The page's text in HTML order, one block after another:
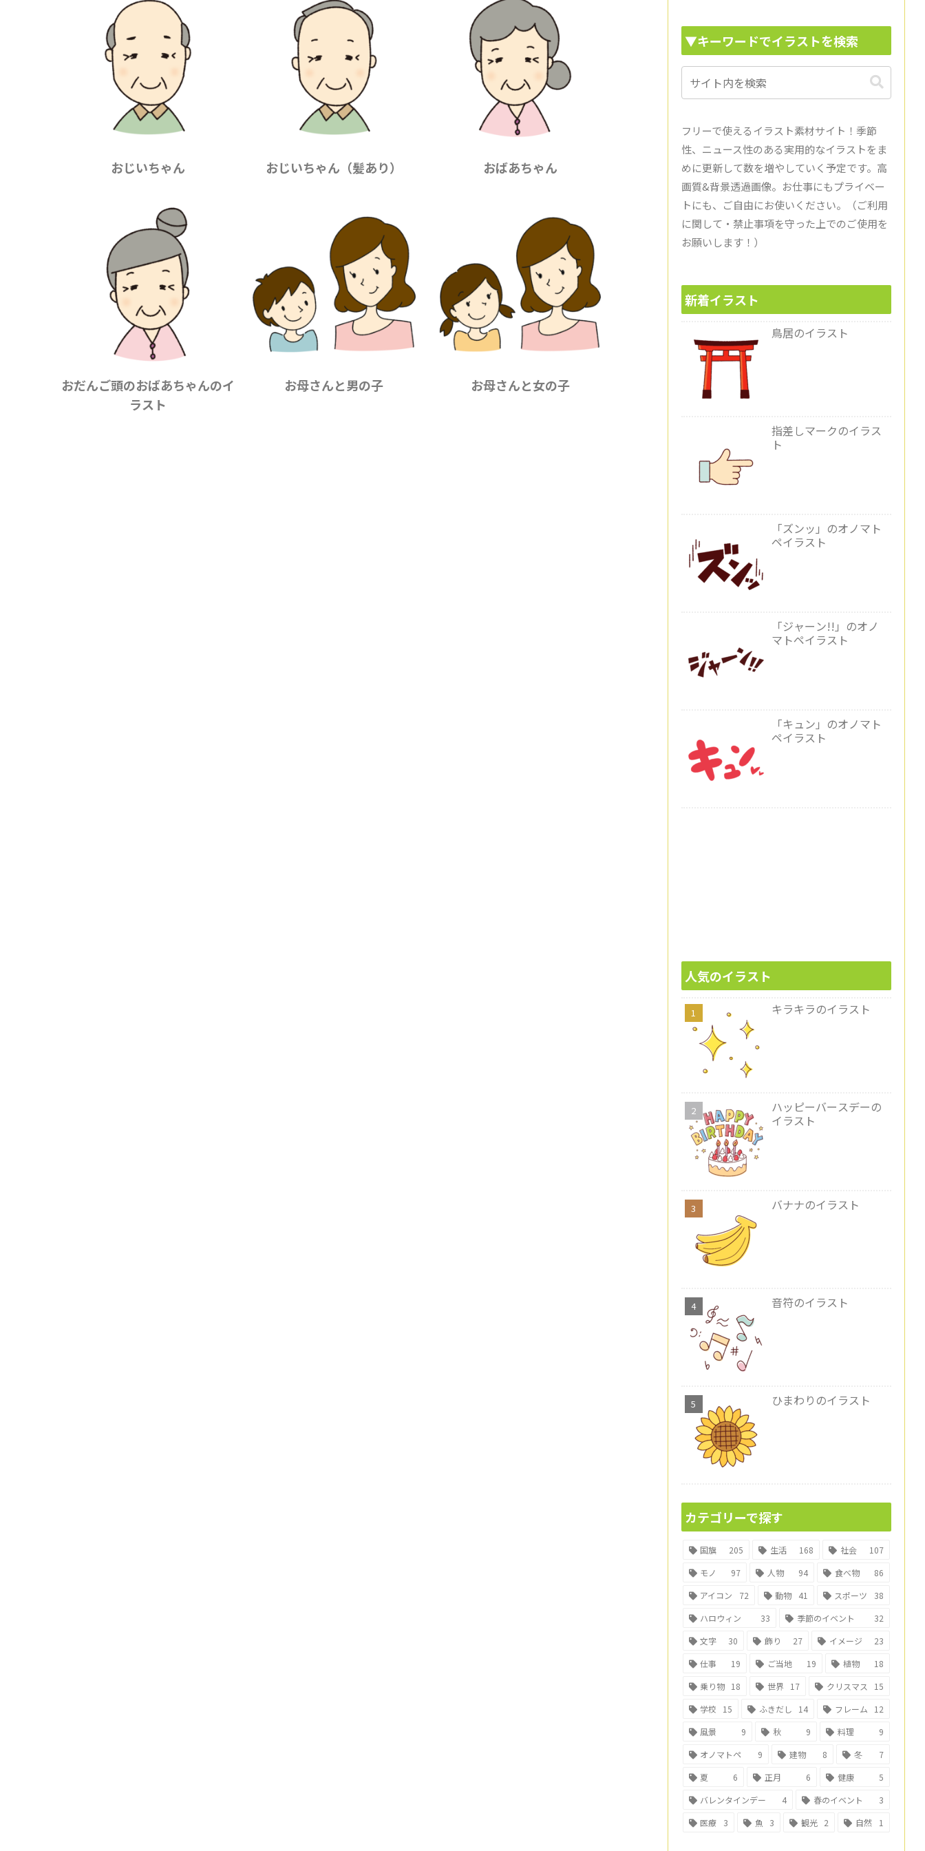
おじいちゃん おじいちゃん（髪あり） おばあちゃん
おだんご頭のおばあちゃんのイ
ラスト
お母さんと男の子 お母さんと女の子
▼キーワードでイラストを検索
フリーで使えるイラスト素材サイト！季節
性、ニュース性のある実用的なイラストをま
めに更新して数を増やしていく予定です。高
画質&背景透過画像。お仕事にもプライベー
トにも、ご自由にお使いください。（ご利用
に関して・禁止事項を守った上でのご使用を
お願いします！）
新着イラスト
鳥居のイラスト
指差しマークのイラス
ト
「ズンッ」のオノマト
ペイラスト
「ジャーン!!」のオノ
マトペイラスト
「キュン」のオノマト
ペイラスト
人気のイラスト
キラキラのイラスト
ハッピーバースデーの
イラスト
バナナのイラスト
音符のイラスト
ひまわりのイラスト
カテゴリーで探す
国旗 205 生活 168 社会
107
モノ
97 人物 94 食べ物
86
アイコン
72 動物 41 スポーツ
38
ハロウィン
33 季節のイベント
32
文字
30 飾り 27 イメージ
23
仕事
19 ご当地 19 植物
18
乗り物 18 世界 17 クリスマス
15
学校
15 ふきだし 14 フレーム
12
風景
9 秋 9 料理
9
オノマトペ
9 建物 8 冬
7
夏
6 正月 6 健康
5
バレンタインデー
4 春のイベント
3
医療
3 魚 3 観光 2 自然 1